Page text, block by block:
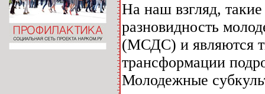
На наш взгляд,
разновидность
(МСДС) и являются
трансформации
Молодежные